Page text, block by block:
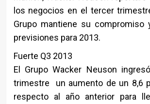
los negocios en el tercer
Grupo mantiene su compromiso
previsiones para 2013.
Fuerte Q3 2013
El Grupo Wacker Neuson
trimestre un aumento de un 8,6
respecto al año anterior para